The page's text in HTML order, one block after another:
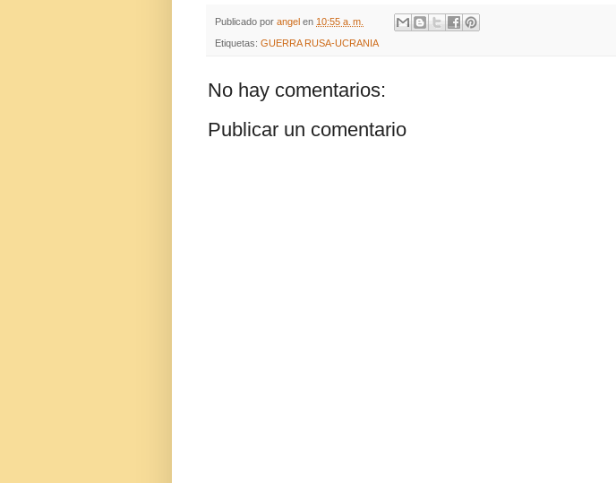
Publicado por angel en 10:55 a. m.
Etiquetas: GUERRA RUSA-UCRANIA
No hay comentarios:
Publicar un comentario